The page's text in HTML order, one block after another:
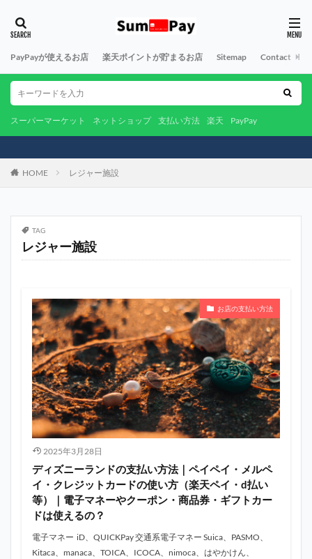
PayPayが使えるお店 楽天ポイントが貯まるお店 Sitemap Contact
スーパーマーケット ネットショップ 支払い方法 楽天 PayPay
HOME レジャー施設
TAG
レジャー施設
お店の支払い方法
2025年3月28日
ディズニーランドの支払い方法｜ペイペイ・メルペ
イ・クレジットカードの使い方（楽天ペイ・d払い
等）｜電子マネーやクーポン・商品券・ギフトカー
ドは使えるの？
電子マネー iD、QUICKPay 交通系電子マネー Suica、PASMO、
Kitaca、manaca、TOICA、ICOCA、nimoca、はやかけん、